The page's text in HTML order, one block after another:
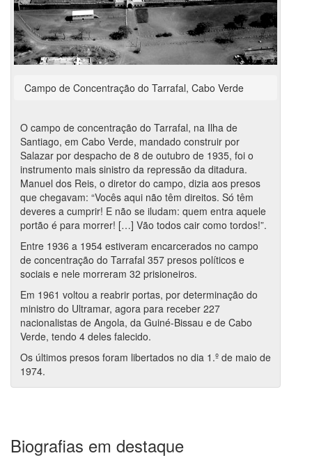
Campo de Concentração do Tarrafal, Cabo Verde
O campo de concentração do Tarrafal, na Ilha de
Santiago, em Cabo Verde, mandado construir por
Salazar por despacho de 8 de outubro de 1935, foi o
instrumento mais sinistro da repressão da ditadura.
Manuel dos Reis, o diretor do campo, dizia aos presos
que chegavam: “Vocês aqui não têm direitos. Só têm
deveres a cumprir! E não se iludam: quem entra aquele
portão é para morrer! […] Vão todos cair como tordos!”.
Entre 1936 a 1954 estiveram encarcerados no campo
de concentração do Tarrafal 357 presos políticos e
sociais e nele morreram 32 prisioneiros.
Em 1961 voltou a reabrir portas, por determinação do
ministro do Ultramar, agora para receber 227
nacionalistas de Angola, da Guiné-Bissau e de Cabo
Verde, tendo 4 deles falecido.
Os últimos presos foram libertados no dia 1.º de maio de
1974.
Biografias em destaque